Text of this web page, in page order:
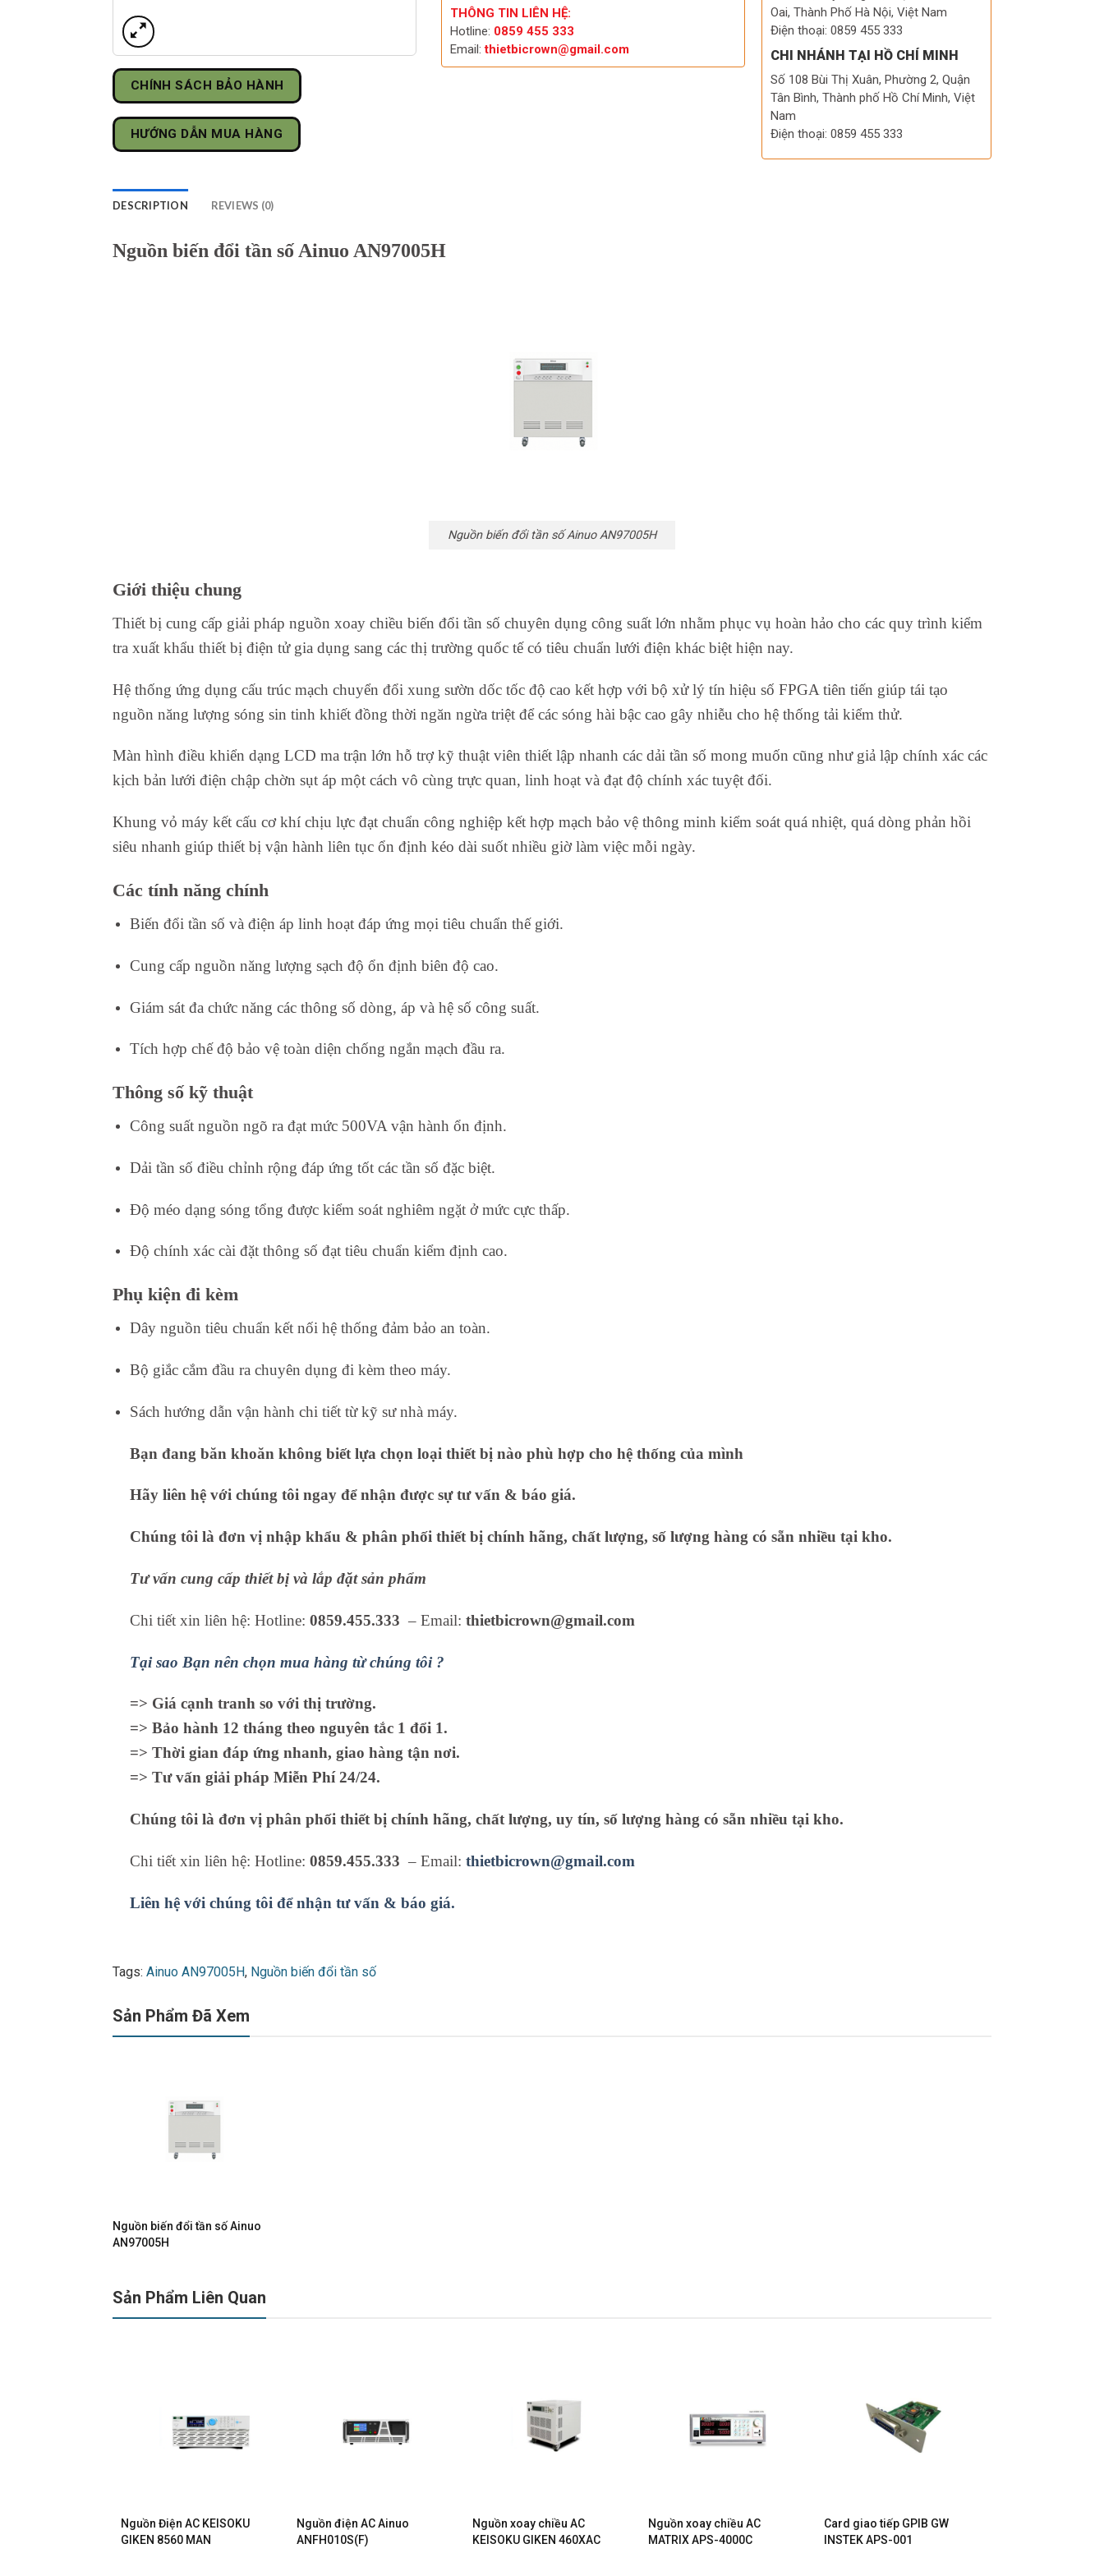
CHÍNH SÁCH BẢO HÀNH
HƯỚNG DẪN MUA HÀNG
THÔNG TIN LIÊN HỆ:
Hotline: 0859 455 333
Email:thietbicrown@gmail.com
Oai, Thành Phố Hà Nội, Việt Nam
Điện thoại: 0859 455 333
CHI NHÁNH TẠI HỒ CHÍ MINH
Số 108 Bùi Thị Xuân, Phường 2, Quận
Tân Bình, Thành phố Hồ Chí Minh, Việt
Nam
Điện thoại: 0859 455 333
DESCRIPTION REVIEWS (0)
Nguồn biến đổi tần số Ainuo AN97005H
Nguồn biến đổi tần số Ainuo AN97005H
Giới thiệu chung
Thiết bị cung cấp giải pháp nguồn xoay chiều biến đổi tần số chuyên dụng công suất lớn nhằm phục vụ hoàn hảo cho các quy trình kiểm
tra xuất khẩu thiết bị điện tử gia dụng sang các thị trường quốc tế có tiêu chuẩn lưới điện khác biệt hiện nay.
Hệ thống ứng dụng cấu trúc mạch chuyển đổi xung sườn dốc tốc độ cao kết hợp với bộ xử lý tín hiệu số FPGA tiên tiến giúp tái tạo
nguồn năng lượng sóng sin tinh khiết đồng thời ngăn ngừa triệt để các sóng hài bậc cao gây nhiễu cho hệ thống tải kiểm thử.
Màn hình điều khiển dạng LCD ma trận lớn hỗ trợ kỹ thuật viên thiết lập nhanh các dải tần số mong muốn cũng như giả lập chính xác các
kịch bản lưới điện chập chờn sụt áp một cách vô cùng trực quan, linh hoạt và đạt độ chính xác tuyệt đối.
Khung vỏ máy kết cấu cơ khí chịu lực đạt chuẩn công nghiệp kết hợp mạch bảo vệ thông minh kiểm soát quá nhiệt, quá dòng phản hồi
siêu nhanh giúp thiết bị vận hành liên tục ổn định kéo dài suốt nhiều giờ làm việc mỗi ngày.
Các tính năng chính
Biến đổi tần số và điện áp linh hoạt đáp ứng mọi tiêu chuẩn thế giới.
Cung cấp nguồn năng lượng sạch độ ổn định biên độ cao.
Giám sát đa chức năng các thông số dòng, áp và hệ số công suất.
Tích hợp chế độ bảo vệ toàn diện chống ngắn mạch đầu ra.
Thông số kỹ thuật
Công suất nguồn ngõ ra đạt mức 500VA vận hành ổn định.
Dải tần số điều chỉnh rộng đáp ứng tốt các tần số đặc biệt.
Độ méo dạng sóng tổng được kiểm soát nghiêm ngặt ở mức cực thấp.
Độ chính xác cài đặt thông số đạt tiêu chuẩn kiểm định cao.
Phụ kiện đi kèm
Dây nguồn tiêu chuẩn kết nối hệ thống đảm bảo an toàn.
Bộ giắc cắm đầu ra chuyên dụng đi kèm theo máy.
Sách hướng dẫn vận hành chi tiết từ kỹ sư nhà máy.
Bạn đang băn khoăn không biết lựa chọn loại thiết bị nào phù hợp cho hệ thống của mình
Hãy liên hệ với chúng tôi ngay để nhận được sự tư vấn & báo giá.
Chúng tôi là đơn vị nhập khẩu & phân phối thiết bị chính hãng, chất lượng, số lượng hàng có sẵn nhiều tại kho.
Tư vấn cung cấp thiết bị và lắp đặt sản phẩm
Chi tiết xin liên hệ: Hotline: 0859.455.333 – Email: thietbicrown@gmail.com
Tại sao Bạn nên chọn mua hàng từ chúng tôi ?
=> Giá cạnh tranh so với thị trường.
=> Bảo hành 12 tháng theo nguyên tắc 1 đổi 1.
=> Thời gian đáp ứng nhanh, giao hàng tận nơi.
=> Tư vấn giải pháp Miễn Phí 24/24.
Chúng tôi là đơn vị phân phối thiết bị chính hãng, chất lượng, uy tín, số lượng hàng có sẵn nhiều tại kho.
Chi tiết xin liên hệ: Hotline: 0859.455.333 – Email: thietbicrown@gmail.com
Liên hệ với chúng tôi để nhận tư vấn & báo giá.
Tags: Ainuo AN97005H, Nguồn biến đổi tần số
Sản Phẩm Đã Xem
Nguồn biến đổi tần số Ainuo
AN97005H
Sản Phẩm Liên Quan
Nguồn Điện AC KEISOKU
GIKEN 8560 MAN
Nguồn điện AC Ainuo
ANFH010S(F)
Nguồn xoay chiều AC
KEISOKU GIKEN 460XAC
Nguồn xoay chiều AC
MATRIX APS-4000C
Card giao tiếp GPIB GW
INSTEK APS-001